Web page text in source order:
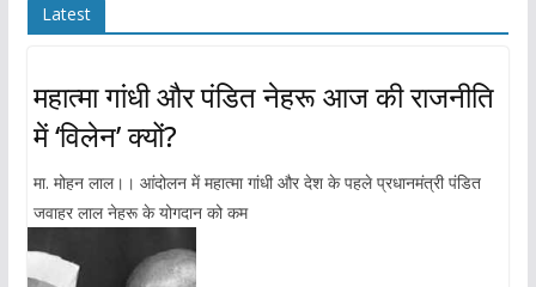
Latest
महात्मा गांधी और पंडित नेहरू आज की राजनीति
में ‘विलेन’ क्यों?
मा. मोहन लाल।। आंदोलन में महात्मा गांधी और देश के पहले प्रधानमंत्री पंडित
जवाहर लाल नेहरू के योगदान को कम